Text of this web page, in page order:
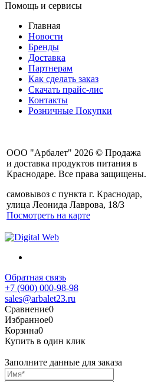
Помощь и сервисы
Главная
Новости
Бренды
Доставка
Партнерам
Как сделать заказ
Скачать прайс-лис
Контакты
Розничные Покупки
ООО "Арбалет" 2026 © Продажа
и доставка продуктов питания в
Краснодаре. Все права защищены.
самовывоз с пункта г. Краснодар,
улица Леонида Лаврова, 18/3
Посмотреть на карте
Обратная связь
+7 (900) 000-98-98
sales@arbalet23.ru
Сравнение0
Избранное0
Корзина0
Купить в один клик
Заполните данные для заказа